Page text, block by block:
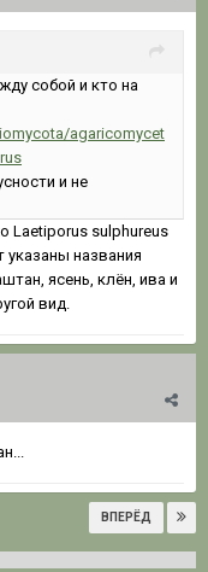
собой и кто на
agaricomycet
и не
Laetiporus sulphureus
указаны названия
ясень, клён, ива и
вид.
ВПЕРЁД